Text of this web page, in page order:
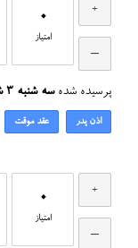
0
امتیاز
پرسیده شده سه شنبه ۳ شهریور ۱۳۹۴
اذن پدر عقد موقت
0
امتیاز